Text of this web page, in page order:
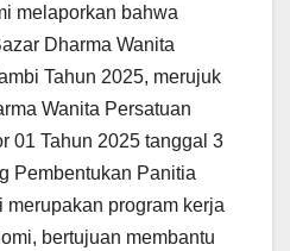
melaporkan bahwa
Dharma Wanita
Tahun 2025, merujuk
Wanita Persatuan
01 Tahun 2025 tanggal 3
Pembentukan Panitia
merupakan program kerja
bertujuan membantu